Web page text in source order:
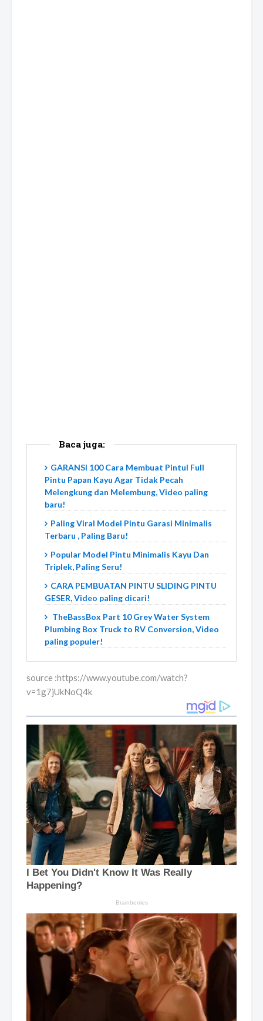
Baca juga:
GARANSI 100 Cara Membuat Pintul Full
Pintu Papan Kayu Agar Tidak Pecah
Melengkung dan Melembung, Video paling
baru!
Paling Viral Model Pintu Garasi Minimalis
Terbaru , Paling Baru!
Popular Model Pintu Minimalis Kayu Dan
Triplek, Paling Seru!
CARA PEMBUATAN PINTU SLIDING PINTU
GESER, Video paling dicari!
TheBassBox Part 10 Grey Water System
Plumbing Box Truck to RV Conversion, Video
paling populer!
source :https://www.youtube.com/watch?
v=1g7jUkNoQ4k